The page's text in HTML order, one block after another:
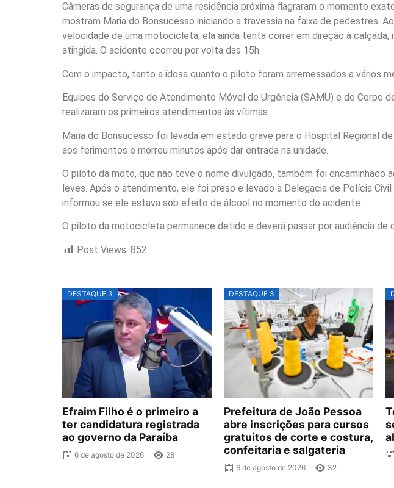
Câmeras de segurança de uma residência próxima flagraram o momento
mostram Maria do Bonsucesso iniciando a travessia na faixa de pedestres.
velocidade de uma motocicleta, ela ainda tenta correr em direção à calçada,
atingida. O acidente ocorreu por volta das 15h.
Com o impacto, tanto a idosa quanto o piloto foram arremessados a vários
Equipes do Serviço de Atendimento Móvel de Urgência (SAMU) e do Corpo
realizaram os primeiros atendimentos às vítimas.
Maria do Bonsucesso foi levada em estado grave para o Hospital Regional
aos ferimentos e morreu minutos após dar entrada na unidade.
O piloto da moto, que não teve o nome divulgado, também foi encaminhado
leves. Após o atendimento, ele foi preso e levado à Delegacia de Polícia
informou se ele estava sob efeito de álcool no momento do acidente.
O piloto da motocicleta permanece detido e deverá passar por audiência de
Post Views: 852
DESTAQUE 3
Efraim Filho é o primeiro a
ter candidatura registrada
ao governo da Paraíba
6 de agosto de 2026 28
DESTAQUE 3
Prefeitura de João Pessoa
abre inscrições para cursos
gratuitos de corte e costura,
confeitaria e salgateria
6 de agosto de 2026 32